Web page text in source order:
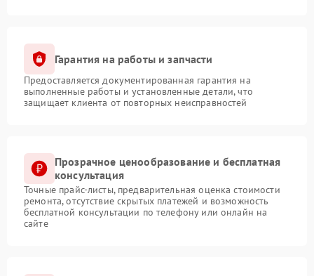
Гарантия на работы и запчасти
Предоставляется документированная гарантия на
выполненные работы и установленные детали, что
защищает клиента от повторных неисправностей
Прозрачное ценообразование и бесплатная
консультация
Точные прайс-листы, предварительная оценка стоимости
ремонта, отсутствие скрытых платежей и возможность
бесплатной консультации по телефону или онлайн на
сайте